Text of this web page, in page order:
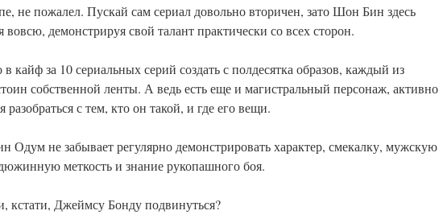
не пожалел. Пускай сам сериал довольно вторичен, зато Шон Бин здесь
вовсю, демонстрируя свой талант практически со всех сторон.
кайф за 10 сериальных серий создать с полдесятка образов, каждый из
собственной ленты. А ведь есть еще и магистральный персонаж, активно
с тем, кто он такой, и где его вещи.
Одум не забывает регулярно демонстрировать характер, смекалку, мужскую
меткость и знание рукопашного боя.
кстати, Джеймсу Бонду подвинуться?